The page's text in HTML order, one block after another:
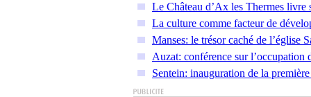
Le Château d’Ax les Thermes livre
La culture comme facteur de
Manses: le trésor caché de l’église
Auzat: conférence sur l’occupation
Sentein: inauguration de la